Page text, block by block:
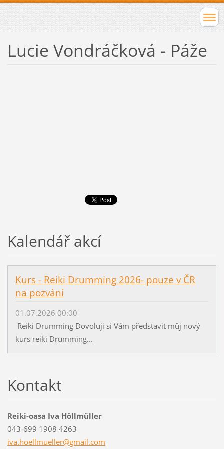
Lucie Vondráčková - Páže
Kalendář akcí
Kurs - Reiki Drumming 2026- pouze v ČR
na pozvání
01.07.2026 00:00
Reiki Drumming Dovoluji si Vám představit můj nový
kurs reiki Drumming...
Kontakt
Reiki-oasa Iva Höllmüller
043-699 1908 4263
iva.hoellmueller@gmail.com